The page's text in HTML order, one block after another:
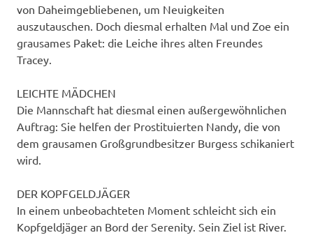
von Daheimgebliebenen, um Neuigkeiten
auszutauschen. Doch diesmal erhalten Mal und Zoe ein
grausames Paket: die Leiche ihres alten Freundes
Tracey.
LEICHTE MÄDCHEN
Die Mannschaft hat diesmal einen außergewöhnlichen
Auftrag: Sie helfen der Prostituierten Nandy, die von
dem grausamen Großgrundbesitzer Burgess schikaniert
wird.
DER KOPFGELDJÄGER
In einem unbeobachteten Moment schleicht sich ein
Kopfgeldjäger an Bord der Serenity. Sein Ziel ist River.